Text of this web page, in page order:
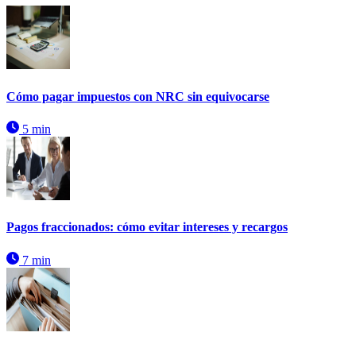
Cómo pagar impuestos con NRC sin equivocarse
5 min
Pagos fraccionados: cómo evitar intereses y recargos
7 min